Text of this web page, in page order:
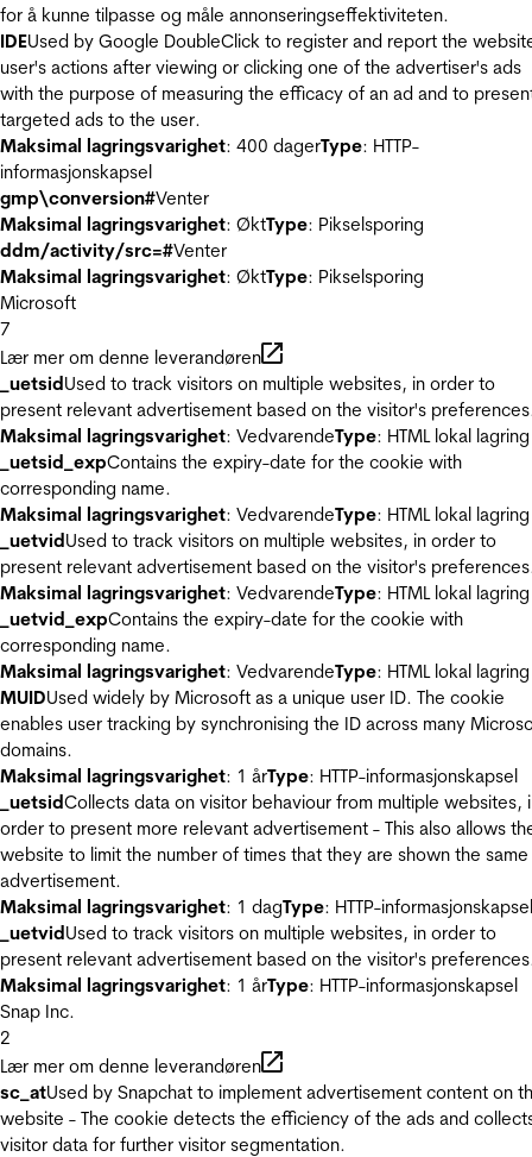
for å kunne tilpasse og måle annonseringseffektiviteten.
IDEUsed by Google DoubleClick to register and report the
user's actions after viewing or clicking one of the advertiser's ads
with the purpose of measuring the efficacy of an ad and to
targeted ads to the user.
Maksimal lagringsvarighet: 400 dagerType: HTTP-
informasjonskapsel
gmp\conversion#Venter
Maksimal lagringsvarighet: ØktType: Pikselsporing
ddm/activity/src=#Venter
Maksimal lagringsvarighet: ØktType: Pikselsporing
Microsoft
7
Lær mer om denne leverandøren
_uetsidUsed to track visitors on multiple websites, in order to
present relevant advertisement based on the visitor's
Maksimal lagringsvarighet: VedvarendeType: HTML lokal lagring
_uetsid_expContains the expiry-date for the cookie with
corresponding name.
Maksimal lagringsvarighet: VedvarendeType: HTML lokal lagring
_uetvidUsed to track visitors on multiple websites, in order to
present relevant advertisement based on the visitor's
Maksimal lagringsvarighet: VedvarendeType: HTML lokal lagring
_uetvid_expContains the expiry-date for the cookie with
corresponding name.
Maksimal lagringsvarighet: VedvarendeType: HTML lokal lagring
MUIDUsed widely by Microsoft as a unique user ID. The cookie
enables user tracking by synchronising the ID across many
domains.
Maksimal lagringsvarighet: 1 årType: HTTP-informasjonskapsel
_uetsidCollects data on visitor behaviour from multiple websites,
order to present more relevant advertisement - This also allows
website to limit the number of times that they are shown the same
advertisement.
Maksimal lagringsvarighet: 1 dagType: HTTP-informasjonskapsel
_uetvidUsed to track visitors on multiple websites, in order to
present relevant advertisement based on the visitor's
Maksimal lagringsvarighet: 1 årType: HTTP-informasjonskapsel
Snap Inc.
2
Lær mer om denne leverandøren
sc_atUsed by Snapchat to implement advertisement content on
website - The cookie detects the efficiency of the ads and
visitor data for further visitor segmentation.